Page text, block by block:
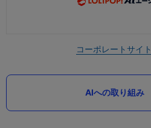
コーポレートサイト
AIへの取り組み